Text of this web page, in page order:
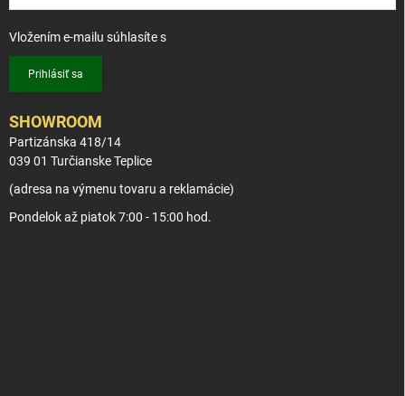
Vložením e-mailu súhlasíte s
Prihlásiť sa
SHOWROOM
Partizánska 418/14
039 01 Turčianske Teplice
(adresa na výmenu tovaru a reklamácie)
Pondelok až piatok 7:00 - 15:00 hod.